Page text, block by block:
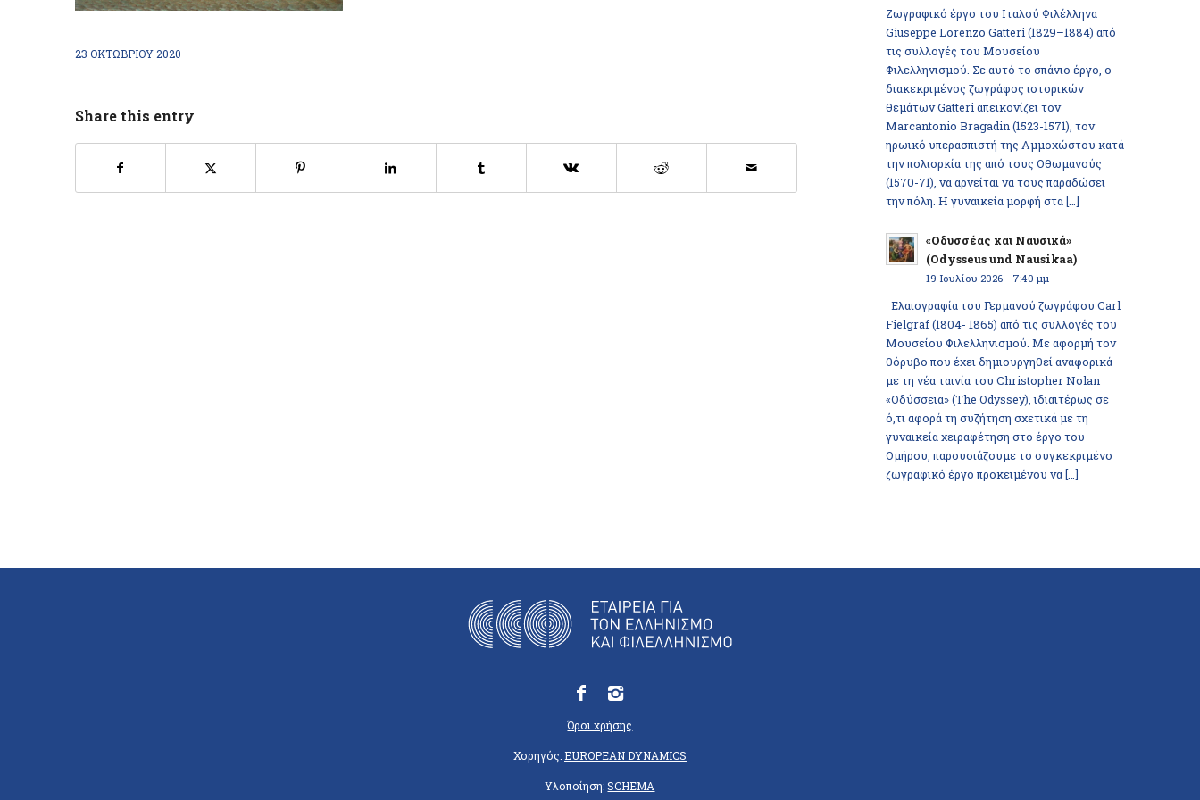
23 ΟΚΤΩΒΡΊΟΥ 2020
Share this entry
Ζωγραφικό έργο του Ιταλού Φιλέλληνα
Giuseppe Lorenzo Gatteri (1829–1884) από
τις συλλογές του Μουσείου
Φιλελληνισμού. Σε αυτό το σπάνιο έργο, ο
διακεκριμένος ζωγράφος ιστορικών
θεμάτων Gatteri απεικονίζει τον
Marcantonio Bragadin (1523-1571), τον
ηρωικό υπερασπιστή της Αμμοχώστου κατά
την πολιορκία της από τους Οθωμανούς
(1570-71), να αρνείται να τους παραδώσει
την πόλη. Η γυναικεία μορφή στα […]
«Οδυσσέας και Ναυσικά»
(Odysseus und Nausikaa)
19 Ιουλίου 2026 - 7:40 μμ
Ελαιογραφία του Γερμανού ζωγράφου Carl
Fielgraf (1804- 1865) από τις συλλογές του
Μουσείου Φιλελληνισμού. Με αφορμή τον
θόρυβο που έχει δημιουργηθεί αναφορικά
με τη νέα ταινία του Christopher Nolan
«Οδύσσεια» (The Odyssey), ιδιαιτέρως σε
ό,τι αφορά τη συζήτηση σχετικά με τη
γυναικεία χειραφέτηση στο έργο του
Ομήρου, παρουσιάζουμε το συγκεκριμένο
ζωγραφικό έργο προκειμένου να […]
Όροι χρήσης
Χορηγός:EUROPEAN DYNAMICS
Υλοποίηση:SCHEMA